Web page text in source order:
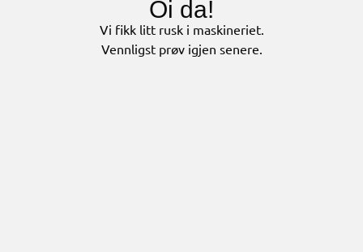
Oi da!
Vi fikk litt rusk i maskineriet.
Vennligst prøv igjen senere.